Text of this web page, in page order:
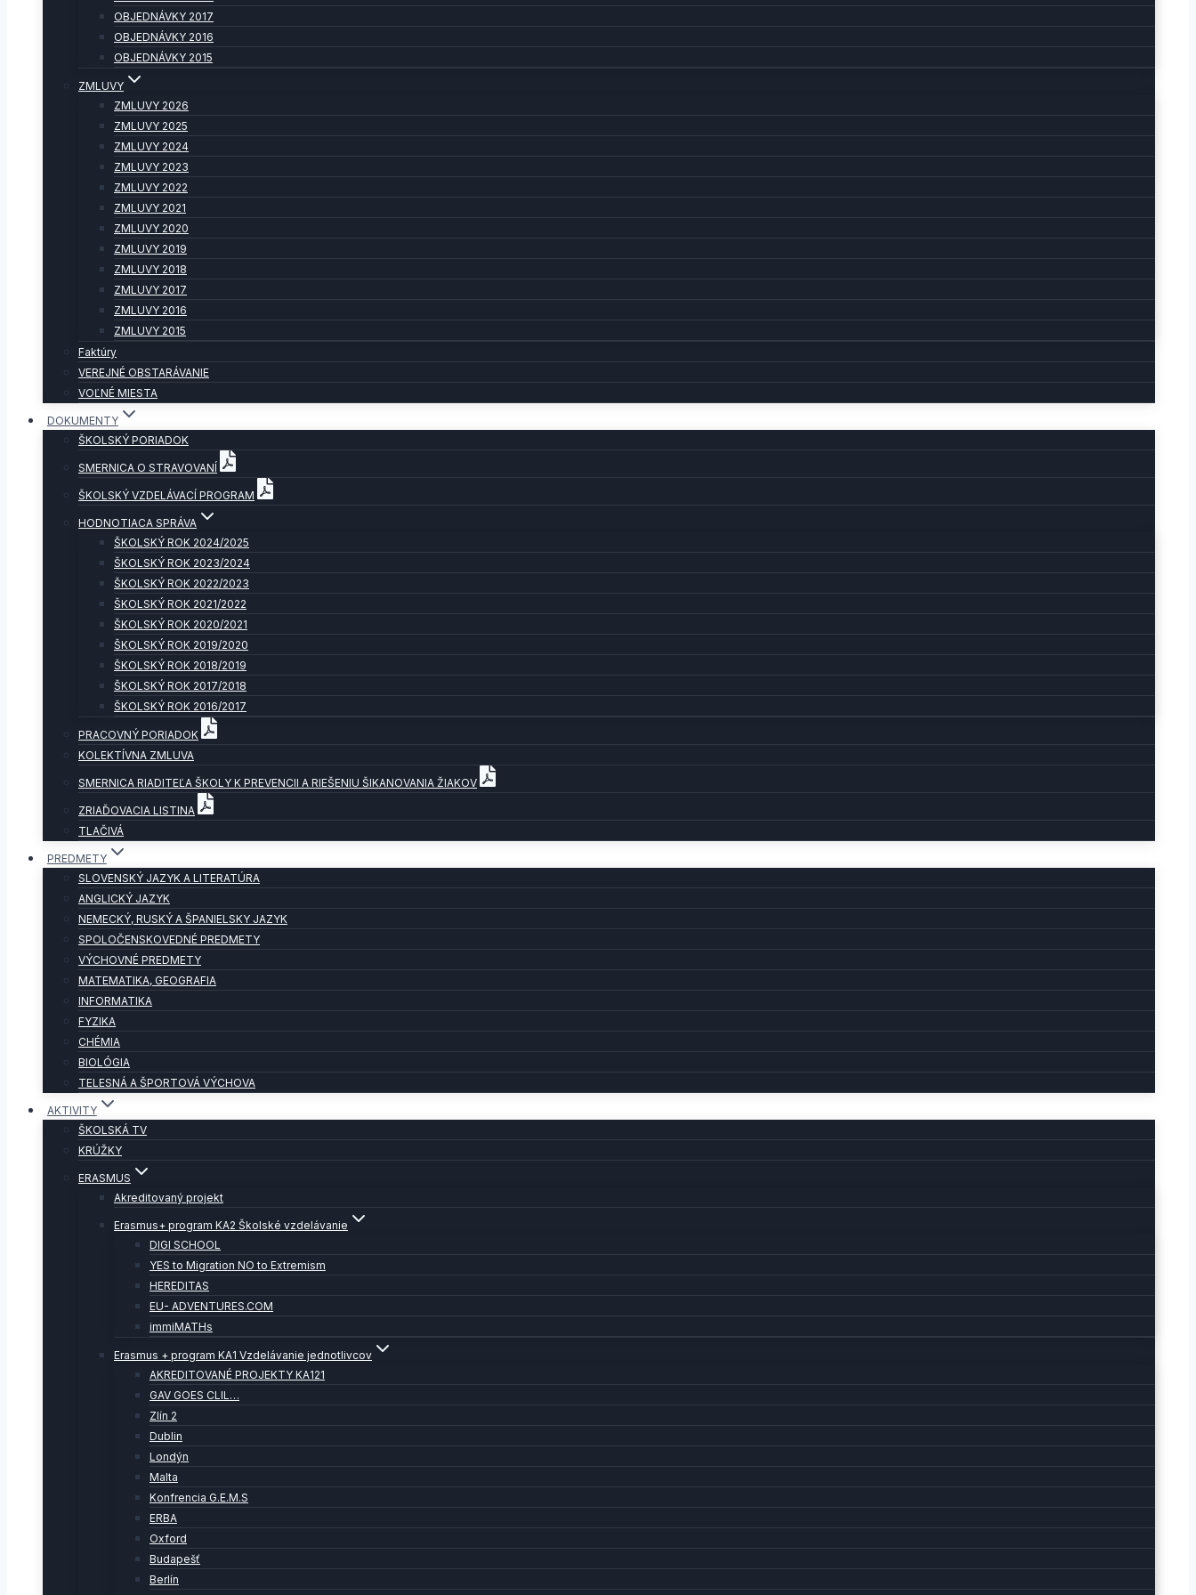
OBJEDNÁVKY 2017
OBJEDNÁVKY 2016
OBJEDNÁVKY 2015
ZMLUVY
ZMLUVY 2026
ZMLUVY 2025
ZMLUVY 2024
ZMLUVY 2023
ZMLUVY 2022
ZMLUVY 2021
ZMLUVY 2020
ZMLUVY 2019
ZMLUVY 2018
ZMLUVY 2017
ZMLUVY 2016
ZMLUVY 2015
Faktúry
VEREJNÉ OBSTARÁVANIE
VOĽNÉ MIESTA
DOKUMENTY
ŠKOLSKÝ PORIADOK
SMERNICA O STRAVOVANÍ
ŠKOLSKÝ VZDELÁVACÍ PROGRAM
HODNOTIACA SPRÁVA
ŠKOLSKÝ ROK 2024/2025
ŠKOLSKÝ ROK 2023/2024
ŠKOLSKÝ ROK 2022/2023
ŠKOLSKÝ ROK 2021/2022
ŠKOLSKÝ ROK 2020/2021
ŠKOLSKÝ ROK 2019/2020
ŠKOLSKÝ ROK 2018/2019
ŠKOLSKÝ ROK 2017/2018
ŠKOLSKÝ ROK 2016/2017
PRACOVNÝ PORIADOK
KOLEKTÍVNA ZMLUVA
SMERNICA RIADITEĽA ŠKOLY K PREVENCII A RIEŠENIU ŠIKANOVANIA ŽIAKOV
ZRIAĎOVACIA LISTINA
TLAČIVÁ
PREDMETY
SLOVENSKÝ JAZYK A LITERATÚRA
ANGLICKÝ JAZYK
NEMECKÝ, RUSKÝ A ŠPANIELSKY JAZYK
SPOLOČENSKOVEDNÉ PREDMETY
VÝCHOVNÉ PREDMETY
MATEMATIKA, GEOGRAFIA
INFORMATIKA
FYZIKA
CHÉMIA
BIOLÓGIA
TELESNÁ A ŠPORTOVÁ VÝCHOVA
AKTIVITY
ŠKOLSKÁ TV
KRÚŽKY
ERASMUS
Akreditovaný projekt
Erasmus+ program KA2 Školské vzdelávanie
DIGI SCHOOL
YES to Migration NO to Extremism
HEREDITAS
EU- ADVENTURES.COM
immiMATHs
Erasmus + program KA1 Vzdelávanie jednotlivcov
AKREDITOVANÉ PROJEKTY KA121
GAV GOES CLIL…
Zlín 2
Dublin
Londýn
Malta
Konfrencia G.E.M.S
ERBA
Oxford
Budapešť
Berlín